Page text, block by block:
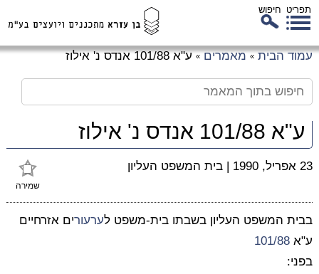
תפריט חיפוש
עמוד הבית » מאמרים » ע"א 101/88 אנדס נ' אילוז
ע"א 101/88 אנדס נ' אילוז
שמירה
23 אפריל, 1990 | בית המשפט העליון
בבית המשפט העליון בשבתו בית-משפט לערעורים אזרחיים
ע"א 101/88
בפני: